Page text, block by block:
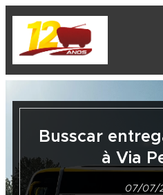
Busscar
à Via
07/07/